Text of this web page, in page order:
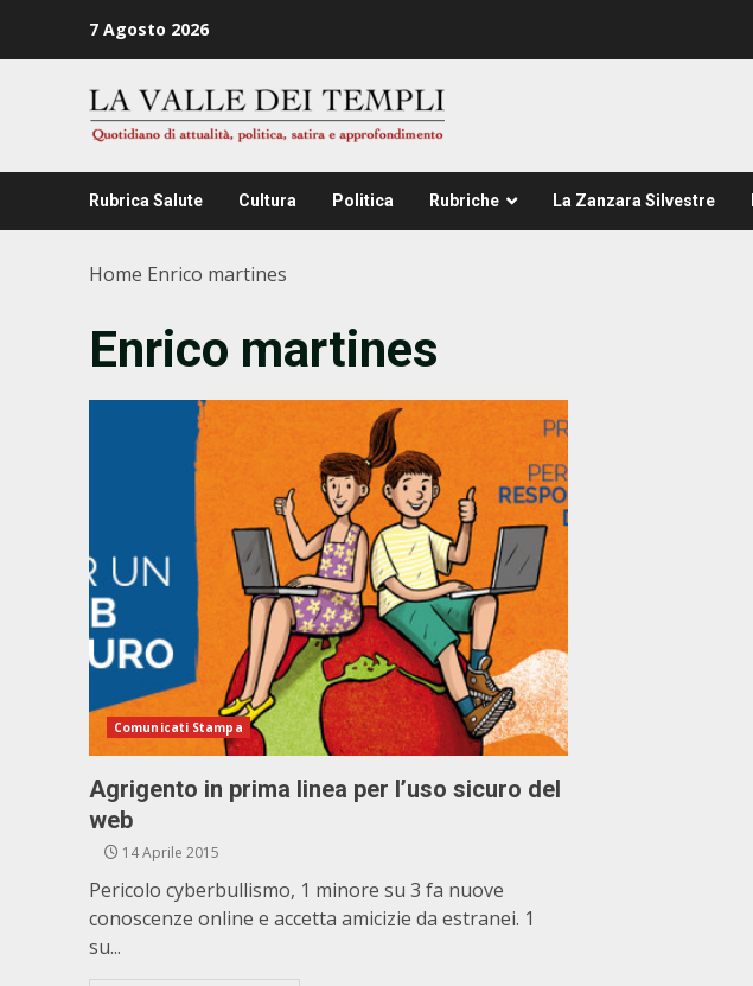
7 Agosto 2026
Rubrica Salute Cultura Politica Rubriche La Zanzara Silvestre
Home Enrico martines
Enrico martines
Comunicati Stampa
Agrigento in prima linea per l’uso sicuro del
web
14 Aprile 2015
Pericolo cyberbullismo, 1 minore su 3 fa nuove
conoscenze online e accetta amicizie da estranei. 1
su...